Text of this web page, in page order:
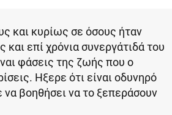
και κυρίως σε όσους ήταν
και επί χρόνια συνεργάτιδά του
φάσεις της ζωής που ο
Ηξερε ότι είναι οδυνηρό
βοηθήσει να το ξεπεράσουν